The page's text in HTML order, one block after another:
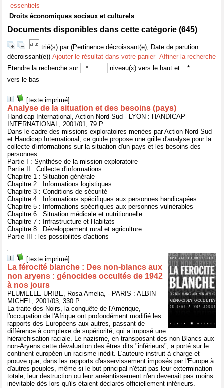
essentiels
Droits économiques sociaux et culturels
Documents disponibles dans cette catégorie (645)
trié(s) par (Pertinence décroissant(e), Date de parution
décroissant(e)) Ajouter le résultat dans votre panier Affiner la recherche
Etendre la recherche sur
niveau(x) vers le haut et
vers le bas
[texte imprimé]
Analyse de la situation et des besoins (pays)
Handicap International, Action Nord-Sud - LYON : HANDICAP
INTERNATIONAL, 2001/01, 79 P.
Dans le cadre des missions exploratoires menées par Action Nord Sud
et Handicap International, ce guide propose une grille d'analyse pour la
collecte d'informations sur la situation d'un pays et les besoins des
personnes :
Partie I : Synthèse de la mission exploratoire
Partie II : Collecte d'informations
Chapitre 1 : Situation générale
Chapitre 2 : Informations logistiques
Chapitre 3 : Conditions de sécurité
Chapitre 4 : Informations spécifiques aux personnes handicapées
Chapitre 5 : Informations spécifiques aux personnes vulnérables
Chapitre 6 : Situation médicale et nutritionnelle
Chapitre 7 : Infrastructure et Habitats
Chapitre 8 : Développement rural et agriculture
Partie III : les possibilités d'actions
[texte imprimé]
La férocité blanche : Des non-blancs aux
non aryens : génocides occultés de 1942
à nos jours
PLUMELLE-URIBE, Rosa Amelia, - PARIS : ALBIN
MICHEL, 2001/03, 330 P.
La traite des Noirs, la conquête de l'Amérique,
l'occupation de l'Afrique ont profondément modifié les
rapports des Européens aux autres, passant de
différence à complexe de supériorité, qui a imposé une
hiérarchisation raciale. Le nazisme, en transposant des non-Blancs aux
non-Aryens cette dévaluation des êtres dits "inférieurs", a porté sur le
continent européen un racisme inédit. L'auteure instruit à charge et
prouve que, dans les rapports d'asservissement imposés par l'Europe à
d'autres peuples, même si le but principal n'était pas leur extermination
totale, leur destruction ou leur anéantissement n'en devenait pas moins
inévitable dès lors qu'ils étaient déclarés officiellement inférieurs.